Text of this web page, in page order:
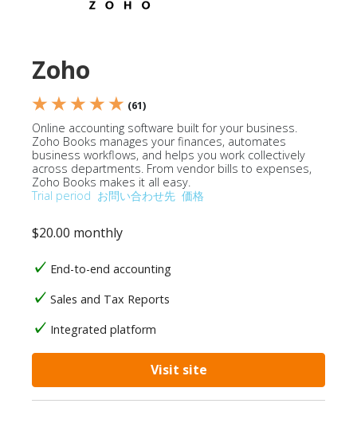
Zoho
★ ★ ★ ★ ★ (61)
Online accounting software built for your business.
Zoho Books manages your finances, automates
business workflows, and helps you work collectively
across departments. From vendor bills to expenses,
Zoho Books makes it all easy.
Trial period お問い合わせ先 価格
$20.00 monthly
End-to-end accounting
Sales and Tax Reports
Integrated platform
Visit site